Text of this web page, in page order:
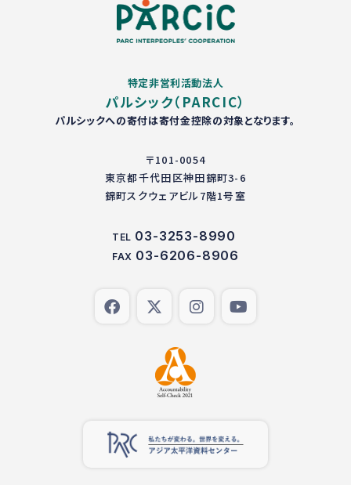
特定非営利活動法人
パルシック（PARCIC）
パルシックへの寄付は寄付金控除の対象となります。
〒101-0054
東京都千代田区神田錦町3-6
錦町スクウェアビル7階1号室
TEL 03-3253-8990
FAX 03-6206-8906